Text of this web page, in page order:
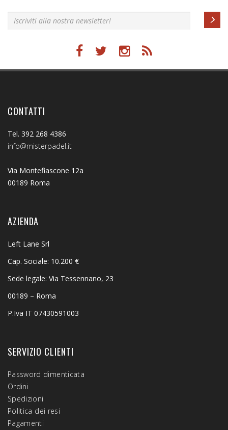
CONTATTI
Tel. 392 268 4386
info@misterpadel.it
Via Montefiascone 12a
00189 Roma
AZIENDA
Left Lane Srl
Cap. Sociale: 10.200 €
Sede legale: Via Tessennano, 23
00189 – Roma
P.Iva IT 07430591003
SERVIZIO CLIENTI
Password dimenticata
Ordini
Spedizioni
Politica dei resi
Pagamenti